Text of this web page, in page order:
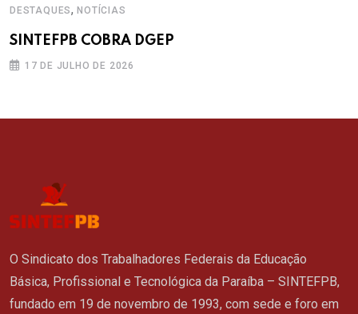
DESTAQUES,NOTÍCIAS
SINTEFPB COBRA DGEP
17 DE JULHO DE 2026
O Sindicato dos Trabalhadores Federais da Educação
Básica, Profissional e Tecnológica da Paraíba – SINTEFPB,
fundado em 19 de novembro de 1993, com sede e foro em